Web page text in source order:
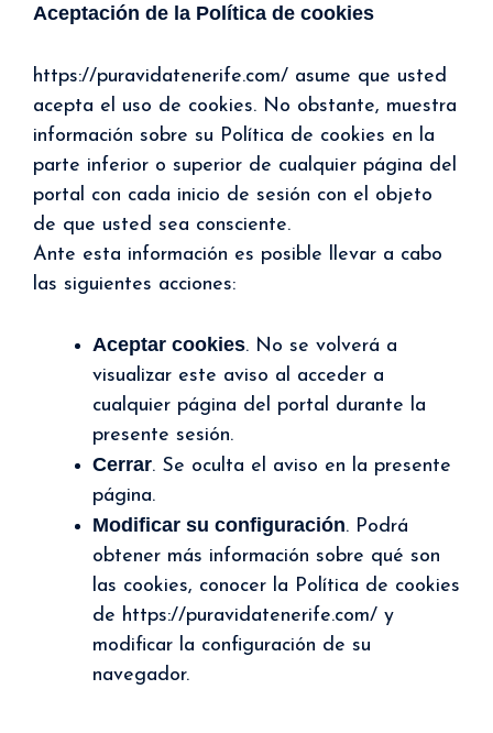
Aceptación de la Política de cookies
https://puravidatenerife.com/ asume que usted
acepta el uso de cookies. No obstante, muestra
información sobre su Política de cookies en la
parte inferior o superior de cualquier página del
portal con cada inicio de sesión con el objeto
de que usted sea consciente.
Ante esta información es posible llevar a cabo
las siguientes acciones:
Aceptar cookies. No se volverá a
visualizar este aviso al acceder a
cualquier página del portal durante la
presente sesión.
Cerrar. Se oculta el aviso en la presente
página.
Modificar su configuración. Podrá
obtener más información sobre qué son
las cookies, conocer la Política de cookies
de https://puravidatenerife.com/ y
modificar la configuración de su
navegador.